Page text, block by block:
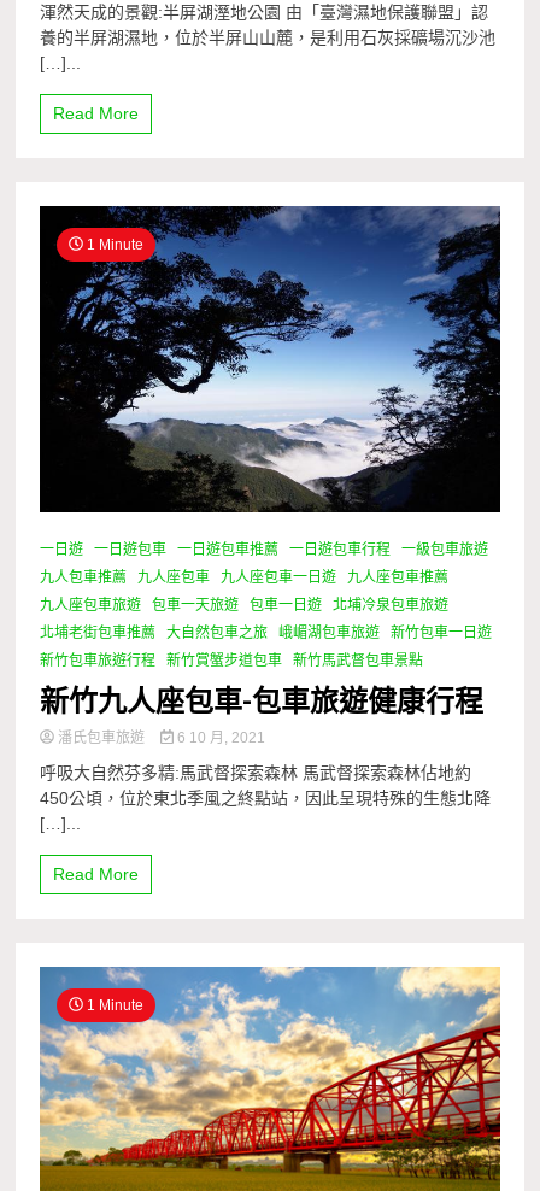
渾然天成的景觀:半屏湖溼地公園 由「臺灣濕地保護聯盟」認
養的半屏湖濕地，位於半屏山山麓，是利用石灰採礦場沉沙池
[…]...
Read More
1 Minute
一日遊 一日遊包車 一日遊包車推薦 一日遊包車行程
一級包車旅遊
九人包車推薦
九人座包車 九人座包車一日遊
九人座包車推薦
九人座包車旅遊
包車一天旅遊 包車一日遊
北埔冷泉包車旅遊
北埔老街包車推薦
大自然包車之旅 峨嵋湖包車旅遊
新竹包車一日遊
新竹包車旅遊行程
新竹賞蟹步道包車 新竹馬武督包車景點
新竹九人座包車-包車旅遊健康行程
潘氏包車旅遊 6 10 月, 2021
呼吸大自然芬多精:馬武督探索森林 馬武督探索森林佔地約
450公頃，位於東北季風之終點站，因此呈現特殊的生態北降
[…]...
Read More
1 Minute